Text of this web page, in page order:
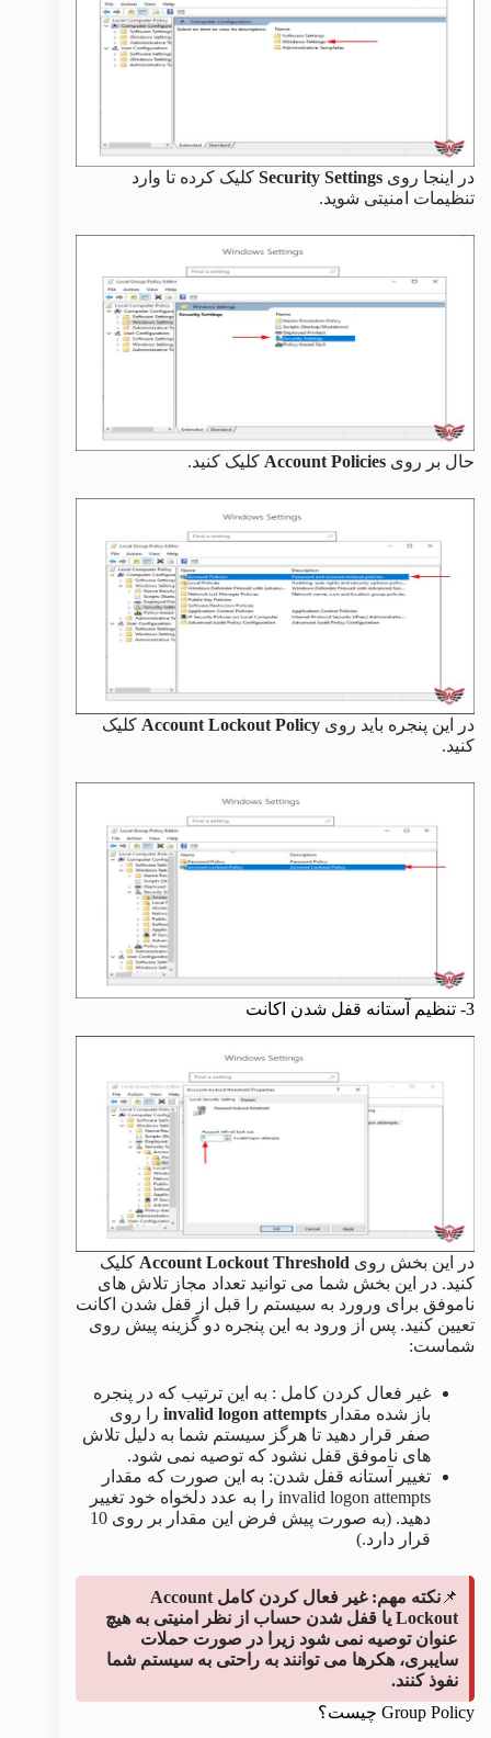
در اینجا روی Security Settings کلیک کرده تا وارد
تنظیمات امنیتی شوید.
حال بر روی Account Policies کلیک کنید.
در این پنجره باید روی Account Lockout Policy کلیک
کنید.
3- تنظیم آستانه قفل شدن اکانت
در این بخش روی Account Lockout Threshold کلیک
کنید. در این بخش شما می توانید تعداد مجاز تلاش های
ناموفق برای ورورد به سیستم را قبل از قفل شدن اکانت
تعیین کنید. پس از ورود به این پنجره دو گزینه پیش روی
شماست:
غیر فعال کردن کامل : به این ترتیب که در پنجره
باز شده مقدار invalid logon attempts را روی
صفر قرار دهید تا هرگز سیستم شما به دلیل تلاش
های ناموفق قفل نشود که توصیه نمی شود.
تغییر آستانه قفل شدن: به این صورت که مقدار
invalid logon attempts را به عدد دلخواه خود تغییر
دهید. (به صورت پیش فرض این مقدار بر روی 10
قرار دارد.)
📌
نکته مهم: غیر فعال کردن کامل Account
Lockout یا قفل شدن حساب از نظر امنیتی به هیچ
عنوان توصیه نمی شود زیرا در صورت حملات
سایبری، هکرها می توانند به راحتی به سیستم شما
نفوذ کنند.
Group Policy چیست؟